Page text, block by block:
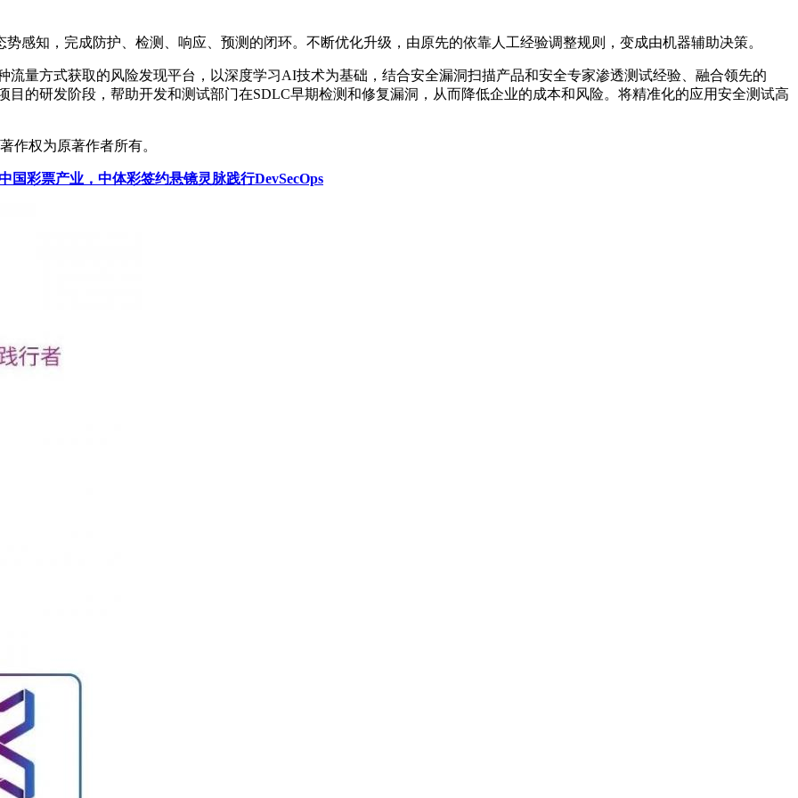
感知，完成防护、检测、响应、预测的闭环。不断优化升级，由原先的依靠人工经验调整规则，变成由机器辅助决策。
量方式获取的风险发现平台，以深度学习AI技术为基础，结合安全漏洞扫描产品和安全专家渗透测试经验、融合领先的
的研发阶段，帮助开发和测试部门在SDLC早期检测和修复漏洞，从而降低企业的成本和风险。将精准化的应用安全测试高
作权为原著作者所有。
国彩票产业，中体彩签约悬镜灵脉践行DevSecOps